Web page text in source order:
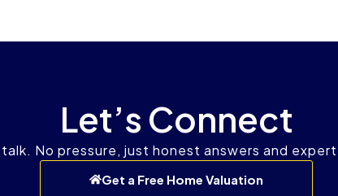
Let’s Connect
talk. No pressure, just honest answers and
Get a Free Home Valuation